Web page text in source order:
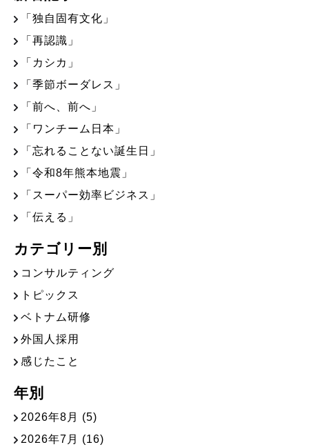
「独自固有文化」
「再認識」
「カシカ」
「季節ボーダレス」
「前へ、前へ」
「ワンチーム日本」
「忘れることない誕生日」
「令和8年熊本地震」
「スーパー効率ビジネス」
「伝える」
カテゴリー別
コンサルティング
トピックス
ベトナム研修
外国人採用
感じたこと
年別
2026年8月 (5)
2026年7月 (16)